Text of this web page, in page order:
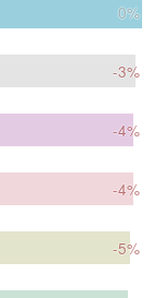
0%
-3%
-4%
-4%
-5%